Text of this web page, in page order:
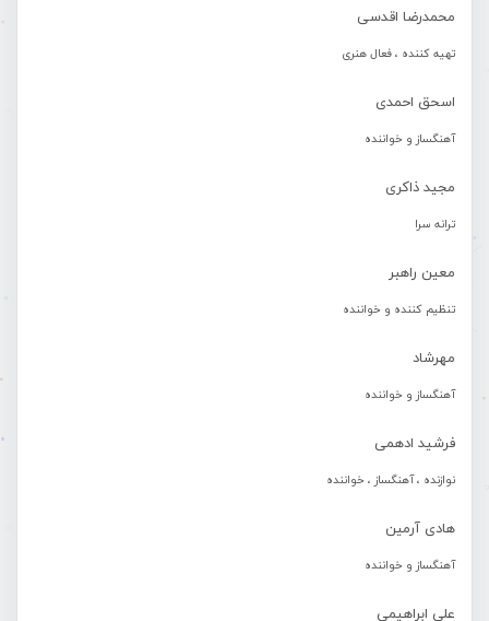
محمدرضا اقدسی
تهیه کننده ، فعال هنری
اسحق احمدی
آهنگساز و خواننده
مجید ذاکری
ترانه سرا
معین راهبر
تنظیم کننده و خواننده
مهرشاد
آهنگساز و خواننده
فرشید ادهمی
نوازنده ، آهنگساز ، خواننده
هادی آرمین
آهنگساز و خواننده
علی ابراهیمی